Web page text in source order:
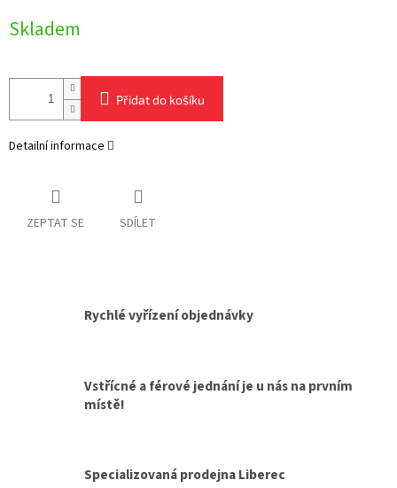
cena:
Skladem
Přidat do košíku
Detailní informace
ZEPTAT SE SDÍLET
Rychlé vyřízení objednávky
Vstřícné a férové jednání je u nás na prvním
místě!
Specializovaná prodejna Liberec